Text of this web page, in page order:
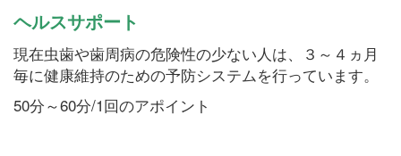
ヘルスサポート
現在虫歯や歯周病の危険性の少ない人は、３～４ヵ月
毎に健康維持のための予防システムを行っています。
50分～60分/1回のアポイント